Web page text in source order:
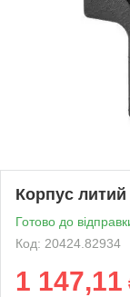
Корпус литий
Готово до
Код: 20424.82934
1 147,11